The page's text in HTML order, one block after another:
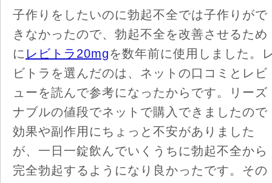
子作りをしたいのに勃起不全では子作りがで
きなかったので、勃起不全を改善させるため
に レビトラ20mgを数年前に使用しました。
ビトラを選んだのは、ネットの口コミとレビ
ューを読んで参考になったからです。リーズ
ナブルの値段でネットで購入できましたので
効果や副作用にちょっと不安がありました
が、一日一錠飲んでいくうちに勃起不全から
完全勃起するようになり良かったです。その